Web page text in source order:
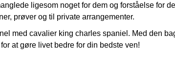
ligesom noget for dem og forståelse for
prøver og til private arrangementer.
med cavalier king charles spaniel. Med den
at gøre livet bedre for din bedste ven!